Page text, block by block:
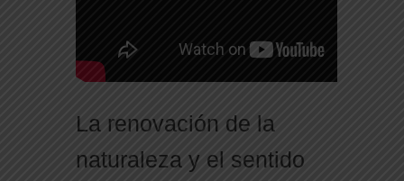
La renovación de la
naturaleza y el sentido